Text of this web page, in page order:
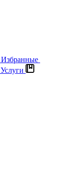
Избранные
Услуги